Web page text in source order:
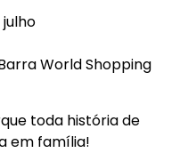
World Shopping
toda história de
em família!